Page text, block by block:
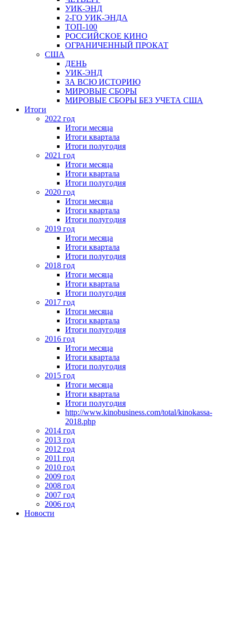
УИК-ЭНД
2-ГО УИК-ЭНДА
ТОП-100
РОССИЙСКОЕ КИНО
ОГРАНИЧЕННЫЙ ПРОКАТ
США
ДЕНЬ
УИК-ЭНД
ЗА ВСЮ ИСТОРИЮ
МИРОВЫЕ СБОРЫ
МИРОВЫЕ СБОРЫ БЕЗ УЧЕТА США
Итоги
2022 год
Итоги месяца
Итоги квартала
Итоги полугодия
2021 год
Итоги месяца
Итоги квартала
Итоги полугодия
2020 год
Итоги месяца
Итоги квартала
Итоги полугодия
2019 год
Итоги месяца
Итоги квартала
Итоги полугодия
2018 год
Итоги месяца
Итоги квартала
Итоги полугодия
2017 год
Итоги месяца
Итоги квартала
Итоги полугодия
2016 год
Итоги месяца
Итоги квартала
Итоги полугодия
2015 год
Итоги месяца
Итоги квартала
Итоги полугодия
http://www.kinobusiness.com/total/kinokassa-
2018.php
2014 год
2013 год
2012 год
2011 год
2010 год
2009 год
2008 год
2007 год
2006 год
Новости